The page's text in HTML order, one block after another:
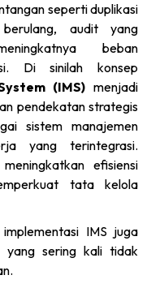
seperti duplikasi
audit yang
beban
Di sinilah konsep
(IMS) menjadi
pendekatan strategis
sistem manajemen
yang terintegrasi.
efisiensi
tata kelola
IMS juga
yang sering kali tidak